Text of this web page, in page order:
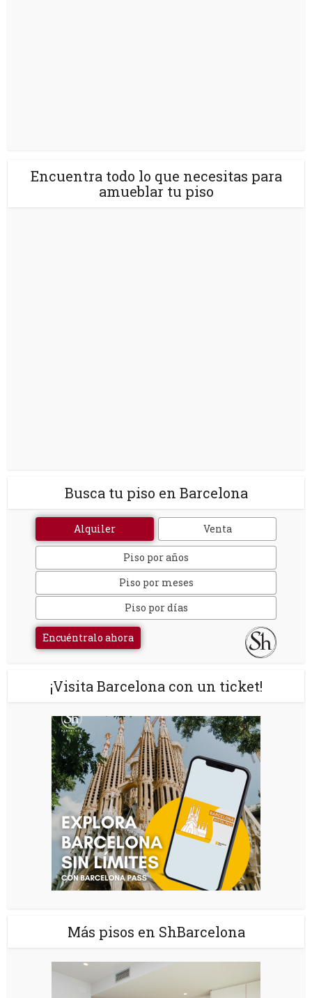
Encuentra todo lo que necesitas para
amueblar tu piso
Busca tu piso en Barcelona
Alquiler Venta
Piso por años
Piso por meses
Piso por días
Encuéntralo ahora
¡Visita Barcelona con un ticket!
Más pisos en ShBarcelona